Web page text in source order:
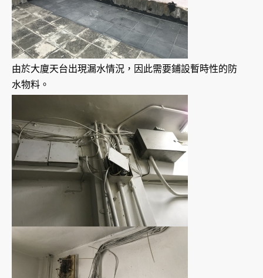
由於大廈天台出現漏水情況，因此需要鋪設暫時性的防
水物料。